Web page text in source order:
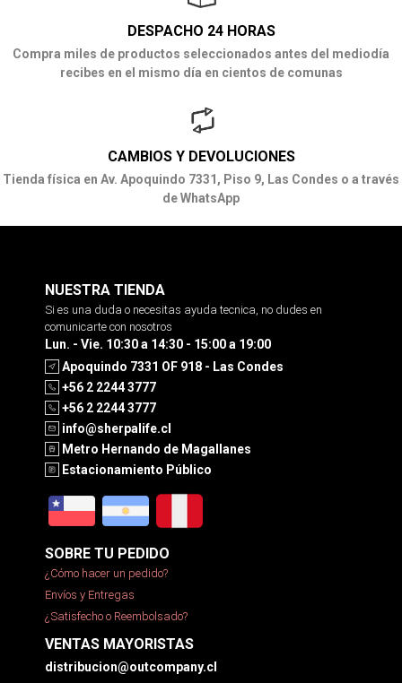
DESPACHO 24 HORAS
Compra miles de productos seleccionados antes del mediodía
recibes en el mismo día en cientos de comunas
CAMBIOS Y DEVOLUCIONES
Tienda física en Av. Apoquindo 7331, Piso 9, Las Condes o a través
de WhatsApp
NUESTRA TIENDA
Si es una duda o necesitas ayuda tecnica, no dudes en
comunicarte con nosotros
Lun. - Vie. 10:30 a 14:30 - 15:00 a 19:00
Apoquindo 7331 OF 918 - Las Condes
+56 2 2244 3777
+56 2 2244 3777
info@sherpalife.cl
Metro Hernando de Magallanes
Estacionamiento Público
SOBRE TU PEDIDO
¿Cómo hacer un pedido?
Envíos y Entregas
¿Satisfecho o Reembolsado?
VENTAS MAYORISTAS
distribucion@outcompany.cl